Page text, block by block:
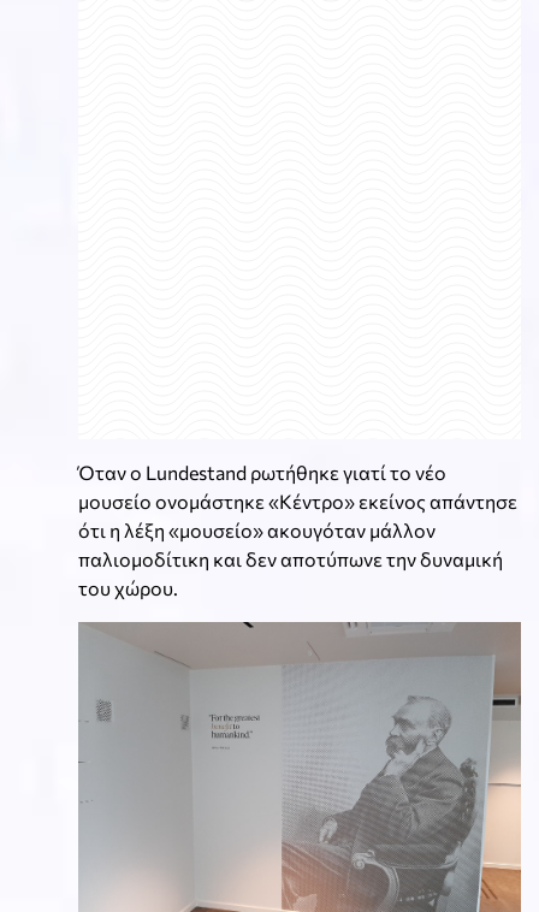
Όταν ο Lundestand ρωτήθηκε γιατί το νέο
μουσείο ονομάστηκε «Κέντρο» εκείνος απάντησε
ότι η λέξη «μουσείο» ακουγόταν μάλλον
παλιομοδίτικη και δεν αποτύπωνε την δυναμική
του χώρου.